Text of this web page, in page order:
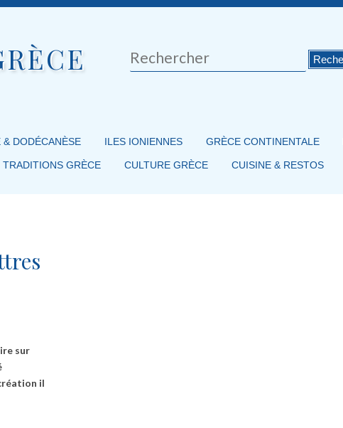
Rechercher
& DODÉCANÈSE ILES IONIENNES GRÈCE CONTINENTALE
TRADITIONS GRÈCE CULTURE GRÈCE CUISINE & RESTOS
sur
il